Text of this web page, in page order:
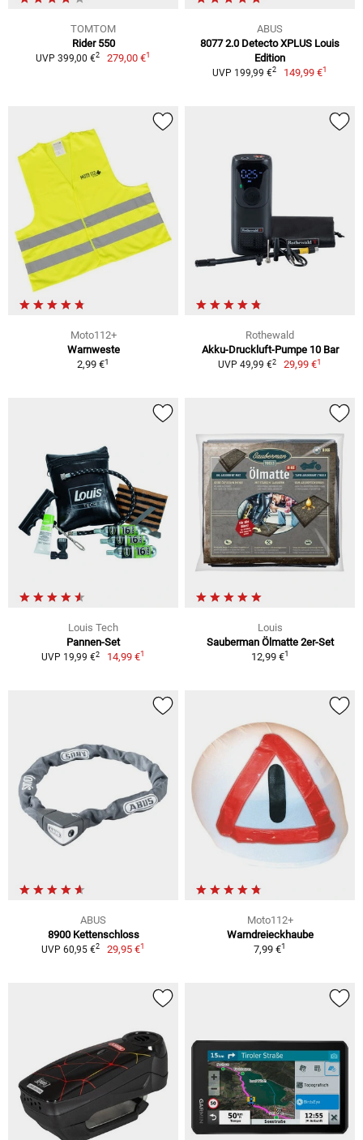
TOMTOM
Rider 550
UVP 399,00 €2 279,00 €1
ABUS
8077 2.0 Detecto XPLUS Louis
Edition
UVP 199,99 €2 149,99 €1
Moto112+
Warnweste
2,99 €1
Rothewald
Akku-Druckluft-Pumpe 10 Bar
UVP 49,99 €2 29,99 €1
Louis Tech
Pannen-Set
UVP 19,99 €2 14,99 €1
Louis
Sauberman Ölmatte 2er-Set
12,99 €1
ABUS
8900 Kettenschloss
UVP 60,95 €2 29,95 €1
Moto112+
Warndreieckhaube
7,99 €1